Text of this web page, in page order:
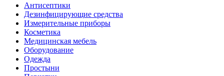
Антисептики
Дезинфицирующие средства
Измерительные приборы
Косметика
Медицинская мебель
Оборудование
Одежда
Простыни